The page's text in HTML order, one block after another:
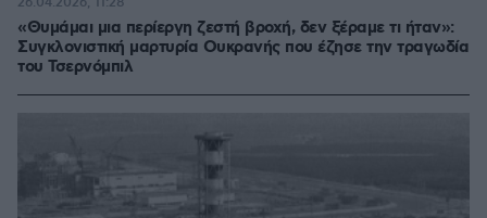
«Θυμάμαι μια περίεργη ζεστή βροχή, δεν ξέραμε τι ήταν»:
Συγκλονιστική μαρτυρία Ουκρανής που έζησε την τραγωδία
του Τσερνόμπιλ